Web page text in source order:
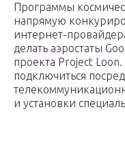
Программы
напрямую
интернет-
делать аэростаты
проекта Project
подключиться
и установки